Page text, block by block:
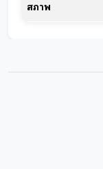
สภาพ